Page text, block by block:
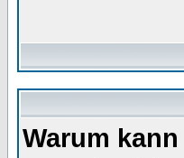
Warum